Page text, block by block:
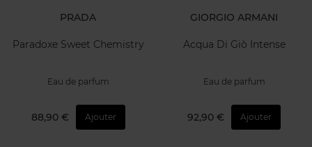
PRADA
Paradoxe Sweet Chemistry
Eau de parfum
88,90 € Ajouter
GIORGIO ARMANI
Acqua Di Giò Intense
Eau de parfum
92,90 € Ajouter